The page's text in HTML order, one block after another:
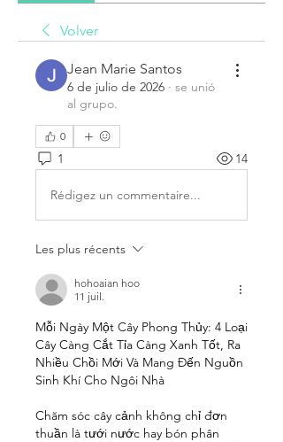
Volver
Jean Marie Santos
6 de julio de 2026 · se unió
al grupo.
0
1 14
Rédigez un commentaire...
Les plus récents
hohoaian hoo
11 juil.
Mỗi Ngày Một Cây Phong Thủy: 4 Loại
Cây Càng Cắt Tỉa Càng Xanh Tốt, Ra
Nhiều Chồi Mới Và Mang Đến Nguồn
Sinh Khí Cho Ngôi Nhà
Chăm sóc cây cảnh không chỉ đơn
thuần là tưới nước hay bón phân